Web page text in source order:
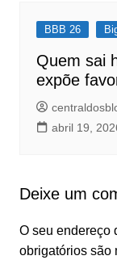
BBB 26
Quem sai
expõe
abril 19,
Deixe um
O seu endereço
obrigatórios são